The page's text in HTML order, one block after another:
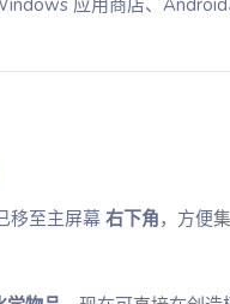
应用商店、Android
移至主屏幕 右下角，方便